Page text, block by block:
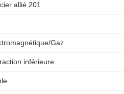
allié 201
Gaz
inférieure